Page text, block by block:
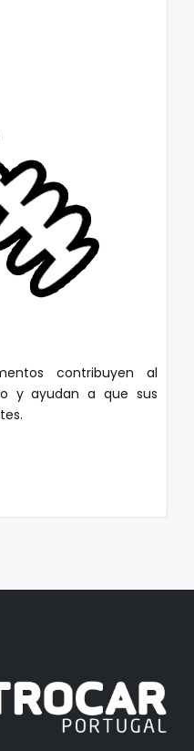
contribuyen al
y ayudan a que sus